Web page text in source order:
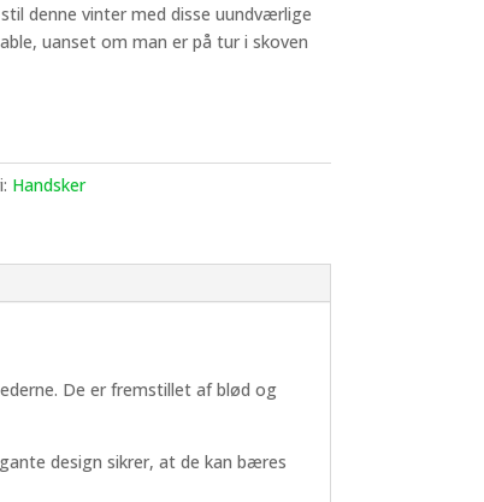
denne vinter med disse uundværlige
uanset om man er på tur i skoven
Handsker
De er fremstillet af blød og
design sikrer, at de kan bæres